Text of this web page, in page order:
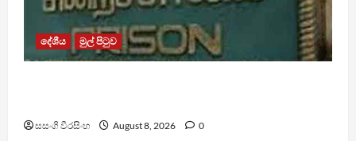
දේශීය මුල් පිටුව
සසංගි වීරසිංහ August 8, 2026 0